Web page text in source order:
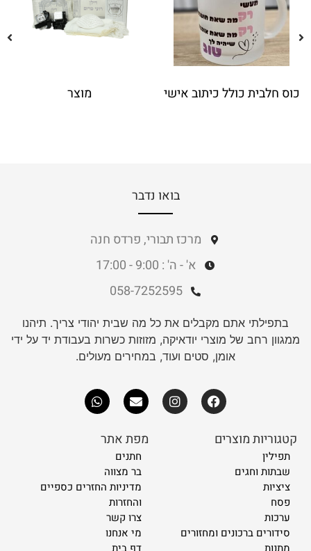
כוס חלבית כולל כיתוב אישי מוצר
בואו נדבר
מרכז תבורי, פרדס חנה
א' - ה' : 9:00 - 17:00
058-7252595
בתפילתי אתם מקבלים את כל מה שבית יהודי צריך. תיהנו
ממגוון רחב של מוצרי יודאיקה, מזוזות כשרות בעבודת יד על ידי
אומן, סטים ועוד, במחירים מעולים.
קטגוריות מוצרים
תפילין
שבתות וחגים
ציציות
פסח
ערכות
סידורים ברכונים ומחזורים
מתנות
מפת אתר
חתנים
בר מצווה
מדיניות החזרים כספיים
והחזרות
צרו קשר
מי אנחנו
דף בית